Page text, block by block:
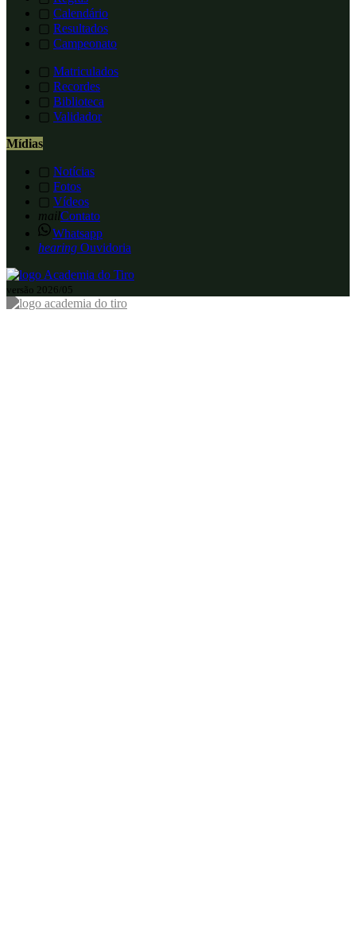
▢ Calendário
▢ Resultados
▢ Campeonato
▢ Matriculados
▢ Recordes
▢ Biblioteca
▢ Validador
Mídias
▢ Notícias
▢ Fotos
▢ Vídeos
mailContato
Whatsapp
hearing Ouvidoria
versão 2026/05